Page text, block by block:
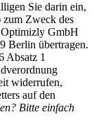
Sie darin ein,
Zweck des
Optimizly GmbH
Berlin übertragen.
Absatz 1
widerrufen,
auf den
Bitte einfach